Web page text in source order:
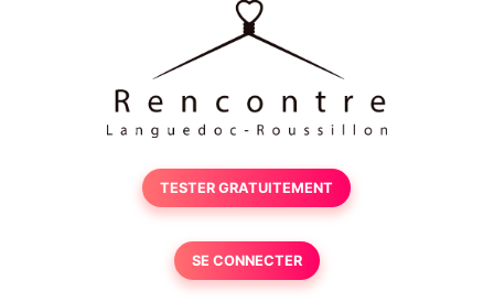
TESTER GRATUITEMENT
SE CONNECTER